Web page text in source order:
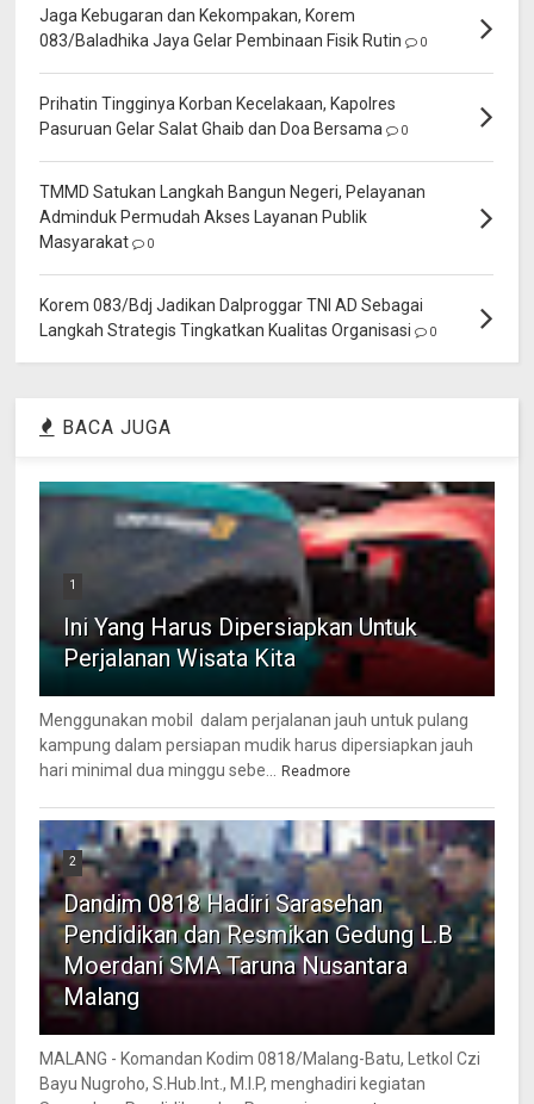
Jaga Kebugaran dan Kekompakan, Korem
083/Baladhika Jaya Gelar Pembinaan Fisik Rutin
0
Prihatin Tingginya Korban Kecelakaan, Kapolres
Pasuruan Gelar Salat Ghaib dan Doa Bersama
0
TMMD Satukan Langkah Bangun Negeri, Pelayanan
Adminduk Permudah Akses Layanan Publik
Masyarakat
0
Korem 083/Bdj Jadikan Dalproggar TNI AD Sebagai
Langkah Strategis Tingkatkan Kualitas Organisasi
0
BACA JUGA
1
Ini Yang Harus Dipersiapkan Untuk
Perjalanan Wisata Kita
Menggunakan mobil dalam perjalanan jauh untuk pulang
kampung dalam persiapan mudik harus dipersiapkan jauh
hari minimal dua minggu sebe...
Readmore
2
Dandim 0818 Hadiri Sarasehan
Pendidikan dan Resmikan Gedung L.B
Moerdani SMA Taruna Nusantara
Malang
MALANG - Komandan Kodim 0818/Malang-Batu, Letkol Czi
Bayu Nugroho, S.Hub.Int., M.I.P, menghadiri kegiatan